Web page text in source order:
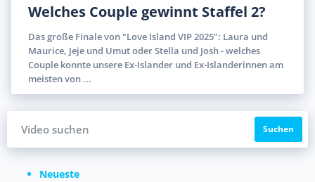
Welches Couple gewinnt Staffel 2?
Das große Finale von "Love Island VIP 2025": Laura und
Maurice, Jeje und Umut oder Stella und Josh - welches
Couple konnte unsere Ex-Islander und Ex-Islanderinnen am
meisten von ...
Suchen
Neueste